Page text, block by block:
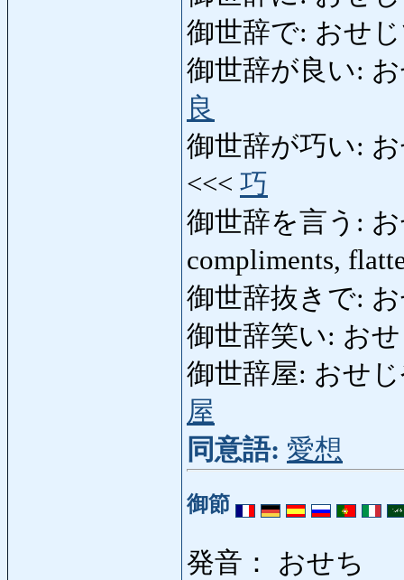
御世辞で: おせ
御世辞が良い:
良
御世辞が巧い:
<<< 巧
御世辞を言う:
compliments,
御世辞抜きで:
御世辞笑い: お
御世辞屋: おせじ
屋
同意語: 愛想
御節
発音： おせち